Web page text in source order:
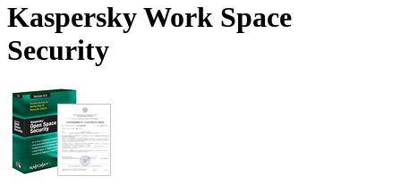
Kaspersky Work Space
Security